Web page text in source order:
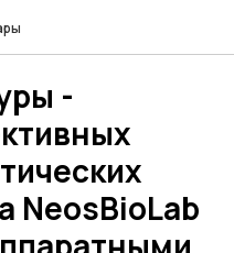
-
NeosBioLab